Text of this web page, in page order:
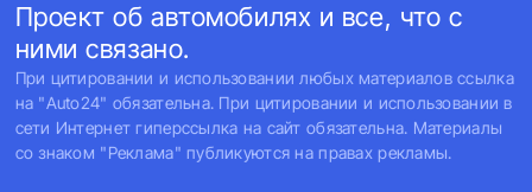
Проект об автомобилях и все, что с
ними связано.
При цитировании и использовании любых материалов ссылка
на "Auto24" обязательна. При цитировании и использовании в
сети Интернет гиперссылка на сайт обязательна. Материалы
со знаком "Реклама" публикуются на правах рекламы.